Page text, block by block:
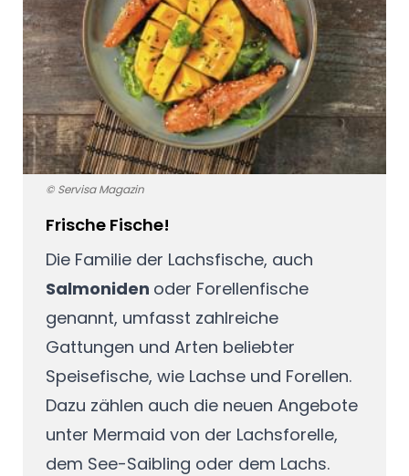
Frische Fische!
Die Familie der Lachsfische, auch
Salmoniden oder Forellenfische
genannt, umfasst zahlreiche
Gattungen und Arten beliebter
Speisefische, wie Lachse und Forellen.
Dazu zählen auch die neuen Angebote
unter Mermaid von der Lachsforelle,
dem See-Saibling oder dem Lachs.
© Servisa Magazin